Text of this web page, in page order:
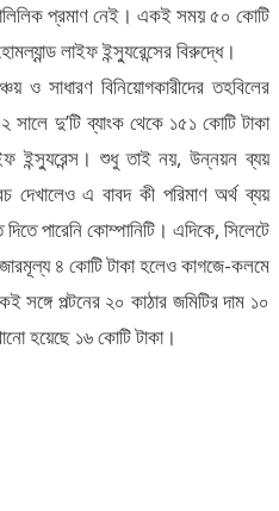
প্রমাণ নেই। একই সময় ৫০ কোটি
লাইফ ইন্স্যুরেন্সের বিরুদ্ধে।
ও সাধারণ বিনিয়োগকারীদের তহবিলের
দু’টি ব্যাংক থেকে ১৫১ কোটি টাকা
ইন্স্যুরেন্স। শুধু তাই নয়, উন্নয়ন ব্যয়
দেখালেও এ বাবদ কী পরিমাণ অর্থ ব্যয়
পারেনি কোম্পানিটি। এদিকে, সিলেটে
৪ কোটি টাকা হলেও কাগজে-কলমে
সঙ্গে পল্টনের ২০ কাঠার জমিটির দাম ১০
হয়েছে ১৬ কোটি টাকা।